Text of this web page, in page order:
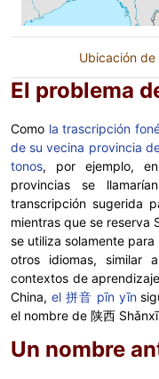
Ubicación de
El problema
Como la trascripción
de su vecina provincia
tonos, por ejemplo,
provincias se
transcripción sugerida
mientras que se reserva
se utiliza solamente
otros idiomas, similar a
contextos de
China, el 拼音 pīn yīn
el nombre de 陕西
Un nombre